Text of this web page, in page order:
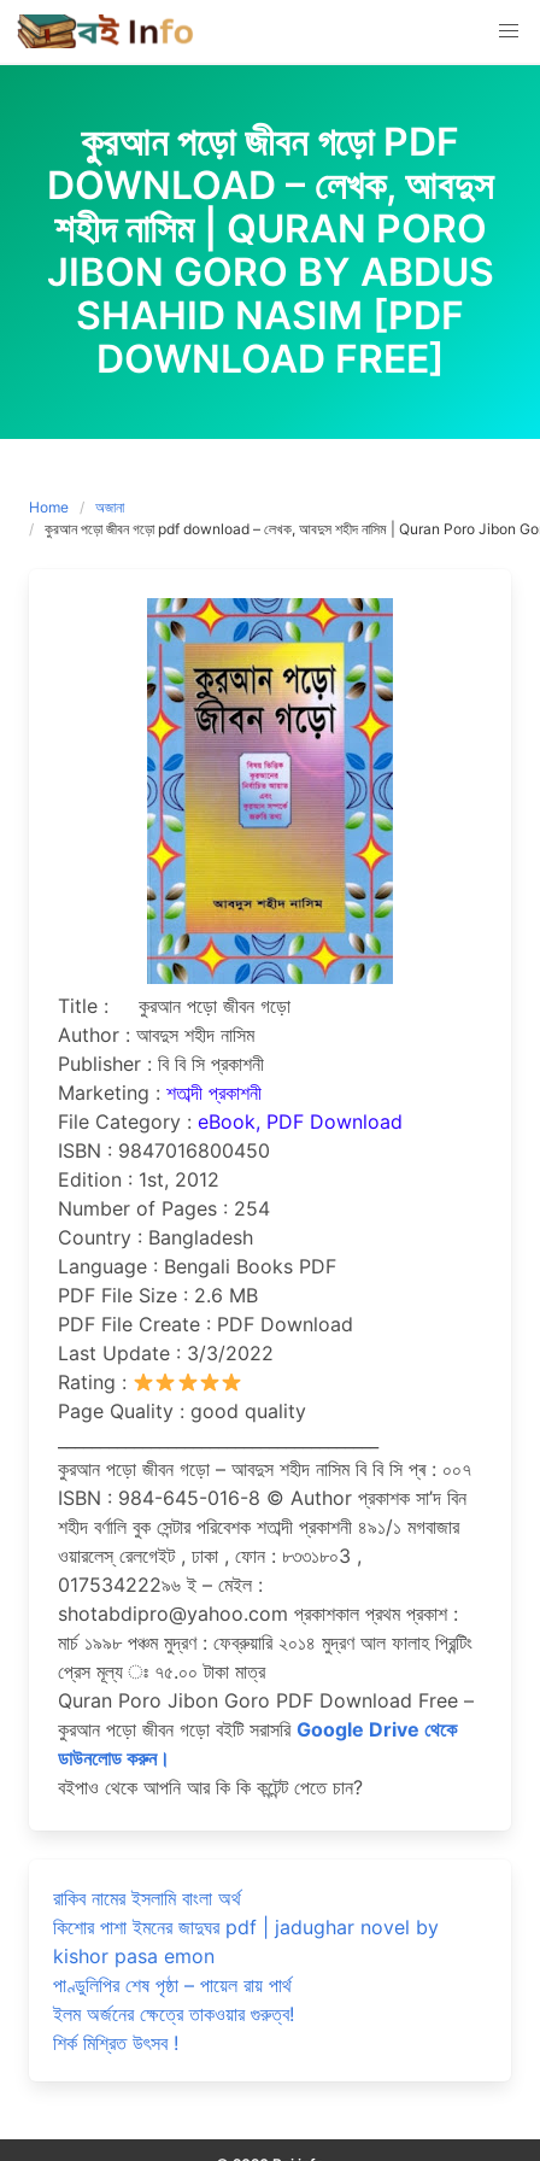
Skip
to
content
কুরআন পড়ো জীবন গড়ো PDF
DOWNLOAD – লেখক, আবদুস
শহীদ নাসিম | QURAN PORO
JIBON GORO BY ABDUS
SHAHID NASIM [PDF
DOWNLOAD FREE]
Home
অজানা
কুরআন পড়ো জীবন গড়ো pdf download – লেখক, আবদুস শহীদ নাসিম | Quran Poro
Title : কুরআন পড়ো জীবন গড়ো
Author : আবদুস শহীদ নাসিম
Publisher : বি বি সি প্রকাশনী
Marketing : শতাব্দী প্রকাশনী
File Category : eBook, PDF Download
ISBN : 9847016800450
Edition : 1st, 2012
Number of Pages : 254
Country : Bangladesh
Language : Bengali Books PDF
PDF File Size : 2.6 MB
PDF File Create : PDF Download
Last Update : 3/3/2022
Rating :
Page Quality : good quality
কুরআন পড়ো জীবন গড়ো – আবদুস শহীদ নাসিম বি বি সি প্ৰ : ০০৭
ISBN : 984-645-016-8 © Author প্রকাশক সা’দ বিন
শহীদ বর্ণালি বুক সেন্টার পরিবেশক শতাব্দী প্রকাশনী ৪৯১/১ মগবাজার
ওয়ারলেস্ রেলগেইট , ঢাকা , ফোন : ৮৩৩১৮০3 ,
017534222৯৬ ই – মেইল :
shotabdipro@yahoo.com প্রকাশকাল প্রথম প্রকাশ :
মার্চ ১৯৯৮ পঞ্চম মুদ্রণ : ফেব্রুয়ারি ২০১৪ মুদ্রণ আল ফালাহ প্রিন্টিং
প্রেস মূল্য ঃ ৭৫.০০ টাকা মাত্র
Quran Poro Jibon Goro PDF Download Free –
কুরআন পড়ো জীবন গড়ো বইটি সরাসরি Google Drive থেকে
ডাউনলোড করুন।
বইপাও থেকে আপনি আর কি কি কন্টেন্ট পেতে চান?
রাকিব নামের ইসলামি বাংলা অর্থ
কিশোর পাশা ইমনের জাদুঘর pdf | jadughar novel by
kishor pasa emon
পাণ্ডুলিপির শেষ পৃষ্ঠা – পায়েল রায় পার্থ
ইলম অর্জনের ক্ষেত্রে তাকওয়ার গুরুত্ব!
শির্ক মিশ্রিত উৎসব !